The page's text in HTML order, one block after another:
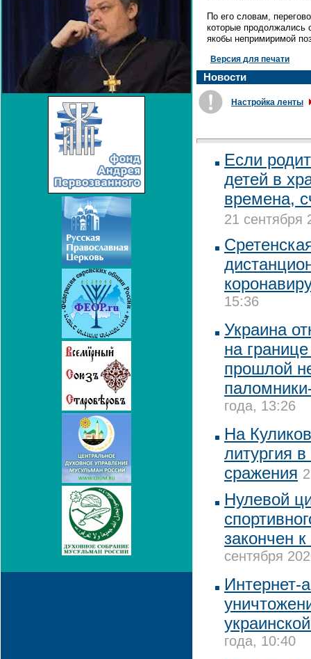
По его словам,
которые продолжались
якобы непримиримой
Версия для печати
Новости
Настройка ленты
Если
детей в
времена,
21 сентября
15:36
Украина
на
прошлой
года, 13:26
На
литургия
сражения
Нулевой
закончен
сентября
Интернет-
года, 10:40